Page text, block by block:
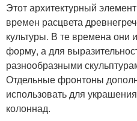
Этот архитектурный
времен расцвета
культуры. В те времена они
форму, а для
разнообразными
Отдельные фронтоны
использовать для
колоннад.